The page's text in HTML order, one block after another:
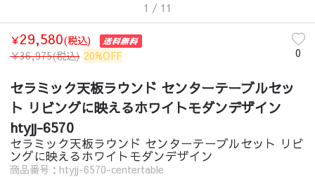
1 / 11
￥29,580(税込)
￥36,975(税込) 20%OFF 0
セラミック天板ラウンド センターテーブルセッ
ト リビングに映えるホワイトモダンデザイン
htyjj-6570
セラミック天板ラウンド センターテーブルセット リビ
ングに映えるホワイトモダンデザイン
商品番号：htyjj-6570-centertable